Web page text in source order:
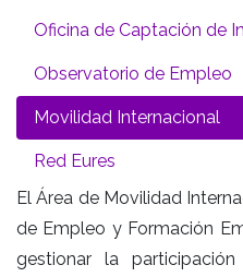
Oficina de Captación de
Observatorio de Empleo
Movilidad Internacional
Red Eures
El Área de Movilidad
de Empleo y Formación
gestionar la